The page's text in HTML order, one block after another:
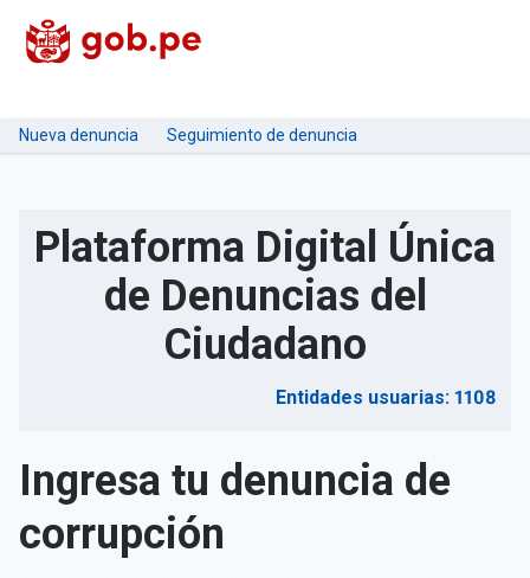
Nueva denuncia Seguimiento de denuncia
Plataforma Digital Única
de Denuncias del
Ciudadano
Entidades usuarias: 1108
Ingresa tu denuncia de
corrupción